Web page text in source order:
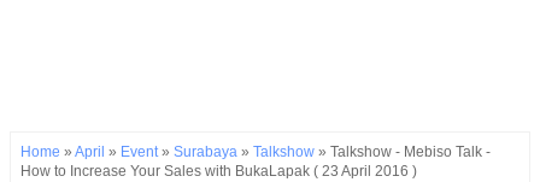
Home » April » Event» Surabaya » Talkshow » Talkshow - Mebiso Talk -
How to Increase Your Sales with BukaLapak ( 23 April 2016 )